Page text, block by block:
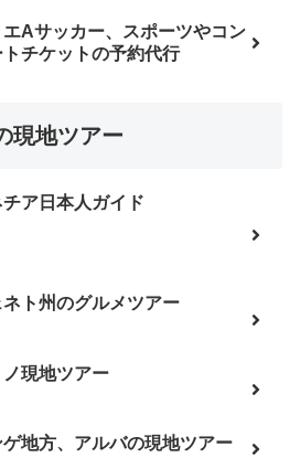
エAサッカー、スポーツやコン
トチケットの予約代行
現地ツアー
ア日本人ガイド
ネト州のグルメツアー
ノ現地ツアー
ゲ地方、アルバの現地ツアー